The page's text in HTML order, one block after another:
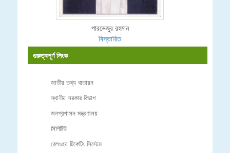
পারভেজুর রহমান
বিস্তারিত
গুরুত্বপূর্ণ লিংক
জাতীয় তথ্য বাতায়ন
স্থানীয় সরকার বিভাগ
জনপ্রশাসন মন্ত্রণালয়
সিপিটিউ
রেলওয়ে টিকেটিং সিস্টেম